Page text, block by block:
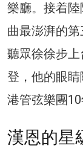
樂廳。接着
曲最澎湃的
聽眾徐徐步
登，他的眼
港管弦樂團10
漢恩的星